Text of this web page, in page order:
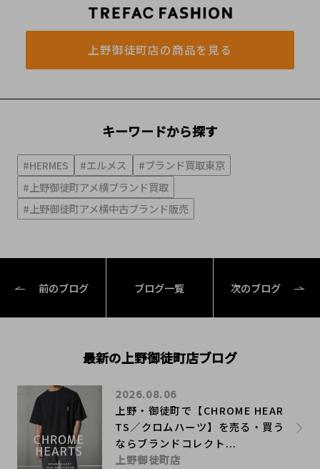
上野御徒町店の商品を見る
キーワードから探す
#HERMES #エルメス
#ブランド買取東京
#上野御徒町アメ横ブランド買取
#上野御徒町アメ横中古ブランド販売
前のブログ ブログ一覧 次のブログ
最新の上野御徒町店ブログ
上野・御徒町で【CHROME HEAR
TS／クロムハーツ】を売る・買う
ならブランドコレクト...
2026.08.06
上野御徒町店